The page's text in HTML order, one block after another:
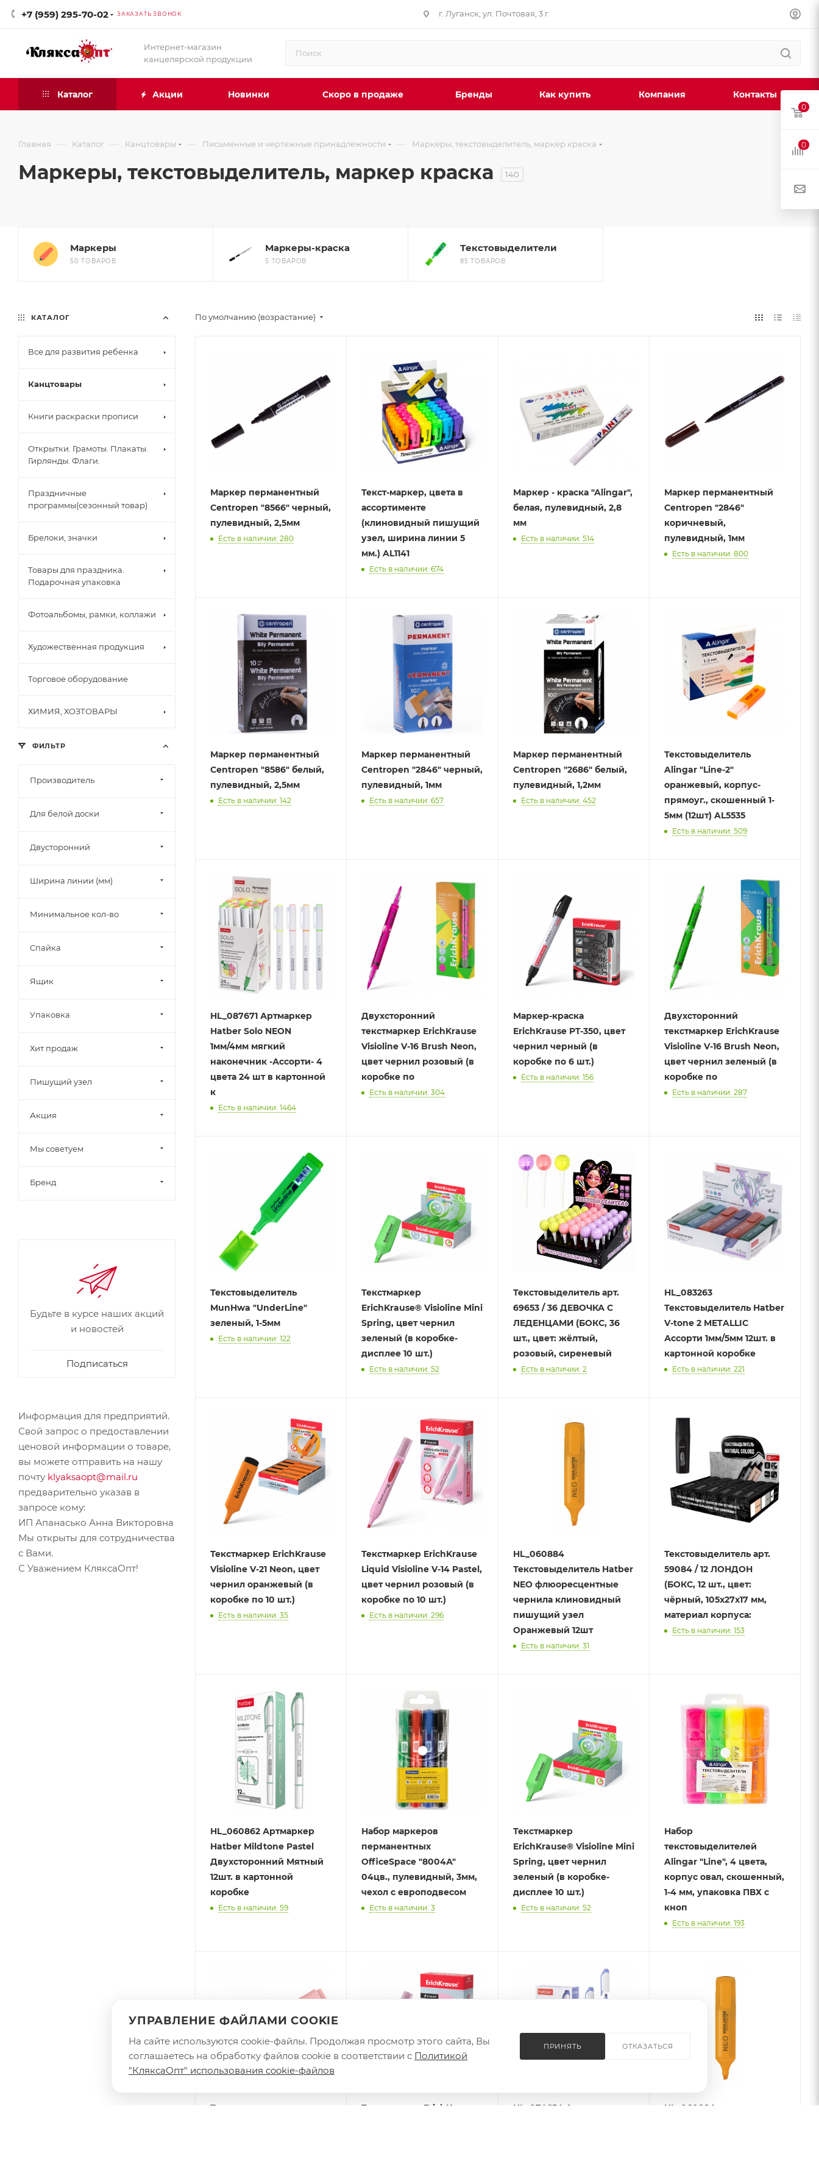
+7 (959) 295-70-02 ЗАКАЗАТЬ ЗВОНОК г. Луганск, ул. Почтовая, 3 г
Интернет-магазин
канцелярской продукции
Каталог Акции Новинки Скоро в продаже Бренды Как купить Компания Контакты
Главная — Каталог — Канцтовары — Письменные и чертежные принадлежности — Маркеры, текстовыделитель, маркер краска
Маркеры, текстовыделитель, маркер краска 140
Маркеры
50 ТОВАРОВ
Маркеры-краска
5 ТОВАРОВ
Текстовыделители
85 ТОВАРОВ
По умолчанию (возрастание)
Маркер перманентный
Centropen "8566" черный,
пулевидный, 2,5мм
Есть в наличии: 280
Текст-маркер, цвета в
ассортименте
(клиновидный пишущий
узел, ширина линии 5
мм.) AL1141
Есть в наличии: 674
Маркер - краска "Alingar",
белая, пулевидный, 2,8
мм
Есть в наличии: 514
Маркер перманентный
Centropen "2846"
коричневый,
пулевидный, 1мм
Есть в наличии: 800
Маркер перманентный
Centropen "8586" белый,
пулевидный, 2,5мм
Есть в наличии: 142
Маркер перманентный
Centropen "2846" черный,
пулевидный, 1мм
Есть в наличии: 657
Маркер перманентный
Centropen "2686" белый,
пулевидный, 1,2мм
Есть в наличии: 452
Текстовыделитель
Alingar "Line-2"
оранжевый, корпус-
прямоуг., скошенный 1-
5мм (12шт) AL5535
Есть в наличии: 509
HL_087671 Артмаркер
Hatber Solo NEON
1мм/4мм мягкий
наконечник -Ассорти- 4
цвета 24 шт в картонной
к
Есть в наличии: 1464
Двухсторонний
текстмаркер ErichKrause
Visioline V-16 Brush Neon,
цвет чернил розовый (в
коробке по
Есть в наличии: 304
Маркер-краска
ErichKrause PT-350, цвет
чернил черный (в
коробке по 6 шт.)
Есть в наличии: 156
Двухсторонний
текстмаркер ErichKrause
Visioline V-16 Brush Neon,
цвет чернил зеленый (в
коробке по
Есть в наличии: 287
Текстовыделитель
MunHwa "UnderLine"
зеленый, 1-5мм
Есть в наличии: 122
Текстмаркер
ErichKrause® Visioline Mini
Spring, цвет чернил
зеленый (в коробке-
дисплее 10 шт.)
Есть в наличии: 52
Текстовыделитель арт.
69653 / 36 ДЕВОЧКА С
ЛЕДЕНЦАМИ (БОКС, 36
шт., цвет: жёлтый,
розовый, сиреневый
Есть в наличии: 2
HL_083263
Текстовыделитель Hatber
V-tone 2 METALLIC
Ассорти 1мм/5мм 12шт. в
картонной коробке
Есть в наличии: 221
Текстмаркер ErichKrause
Visioline V-21 Neon, цвет
чернил оранжевый (в
коробке по 10 шт.)
Есть в наличии: 35
Текстмаркер ErichKrause
Liquid Visioline V-14 Pastel,
цвет чернил розовый (в
коробке по 10 шт.)
Есть в наличии: 296
HL_060884
Текстовыделитель Hatber
NEO флюоресцентные
чернила клиновидный
пишущий узел
Оранжевый 12шт
Есть в наличии: 31
Текстовыделитель арт.
59084 / 12 ЛОНДОН
(БОКС, 12 шт., цвет:
чёрный, 105х27х17 мм,
материал корпуса:
Есть в наличии: 153
HL_060862 Артмаркер
Hatber Mildtone Pastel
Двухсторонний Мятный
12шт. в картонной
коробке
Есть в наличии: 59
Набор маркеров
перманентных
OfficeSpace "8004А"
04цв., пулевидный, 3мм,
чехол с европодвесом
Есть в наличии: 3
Текстмаркер
ErichKrause® Visioline Mini
Spring, цвет чернил
зеленый (в коробке-
дисплее 10 шт.)
Есть в наличии: 52
Набор
текстовыделителей
Alingar "Line", 4 цвета,
корпус овал, скошенный,
1-4 мм, упаковка ПВХ с
кноп
Есть в наличии: 193
Текстовыделитель
Текстмаркер ErichKrause
HL_074654 Артмаркер
HL_060884
КАТАЛОГ
Все для развития ребенка
Канцтовары
Книги раскраски прописи
Открытки. Грамоты. Плакаты.
Гирлянды. Флаги.
Праздничные
программы(сезонный товар)
Брелоки, значки
Товары для праздника.
Подарочная упаковка
Фотоальбомы, рамки, коллажи
Художественная продукция
Торговое оборудование
ХИМИЯ, ХОЗТОВАРЫ
ФИЛЬТР
Производитель
Для белой доски
Двусторонний
Ширина линии (мм)
Минимальное кол-во
Спайка
Ящик
Упаковка
Хит продаж
Пишущий узел
Акция
Мы советуем
Бренд
Будьте в курсе наших акций
и новостей
Подписаться
Информация для предприятий.
Свой запрос о предоставлении
ценовой информации о товаре,
вы можете отправить на нашу
почту klyaksaopt@mail.ru
предварительно указав в
запросе кому:
ИП Апанасько Анна Викторовна
Мы открыты для сотрудничества
с Вами.
С Уважением КляксаОпт!
0
0
УПРАВЛЕНИЕ ФАЙЛАМИ COOKIE
На сайте используются cookie-файлы. Продолжая просмотр этого сайта, Вы
соглашаетесь на обработку файлов cookie в соответствии с Политикой
"КляксаОпт" использования cookie-файлов
ПРИНЯТЬ ОТКАЗАТЬСЯ